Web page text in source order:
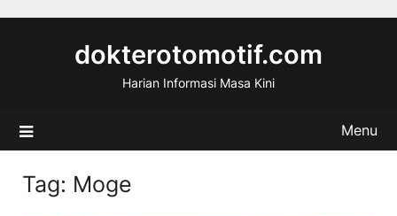
dokterotomotif.com
Harian Informasi Masa Kini
Menu
Tag: Moge